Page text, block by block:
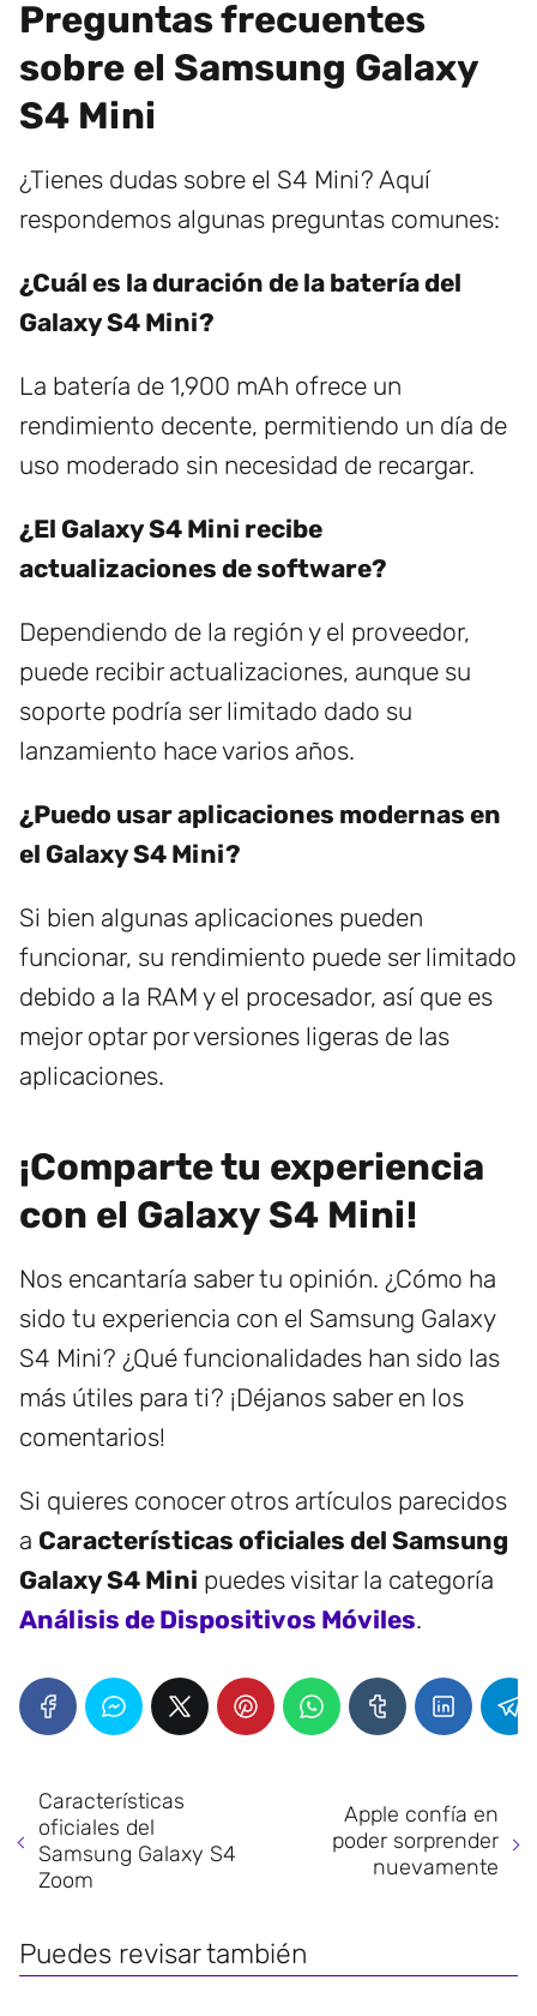
Preguntas frecuentes
sobre el Samsung Galaxy
S4 Mini
¿Tienes dudas sobre el S4 Mini? Aquí
respondemos algunas preguntas comunes:
¿Cuál es la duración de la batería del
Galaxy S4 Mini?
La batería de 1,900 mAh ofrece un
rendimiento decente, permitiendo un día de
uso moderado sin necesidad de recargar.
¿El Galaxy S4 Mini recibe
actualizaciones de software?
Dependiendo de la región y el proveedor,
puede recibir actualizaciones, aunque su
soporte podría ser limitado dado su
lanzamiento hace varios años.
¿Puedo usar aplicaciones modernas en
el Galaxy S4 Mini?
Si bien algunas aplicaciones pueden
funcionar, su rendimiento puede ser limitado
debido a la RAM y el procesador, así que es
mejor optar por versiones ligeras de las
aplicaciones.
¡Comparte tu experiencia
con el Galaxy S4 Mini!
Nos encantaría saber tu opinión. ¿Cómo ha
sido tu experiencia con el Samsung Galaxy
S4 Mini? ¿Qué funcionalidades han sido las
más útiles para ti? ¡Déjanos saber en los
comentarios!
Si quieres conocer otros artículos parecidos
a Características oficiales del Samsung
Galaxy S4 Mini puedes visitar la categoría
Análisis de Dispositivos Móviles.
Características
oficiales del
Samsung Galaxy S4
Zoom
Apple confía en
poder sorprender
nuevamente
Puedes revisar también